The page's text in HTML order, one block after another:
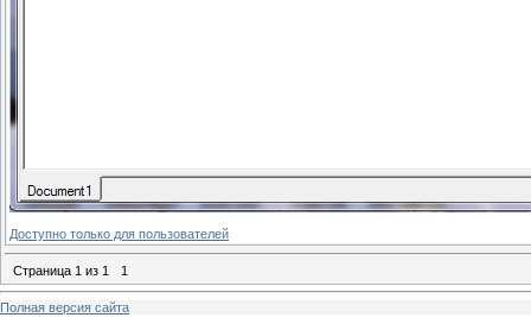
Доступно только для пользователей
Страница 1 из 1 1
Полная версия сайта